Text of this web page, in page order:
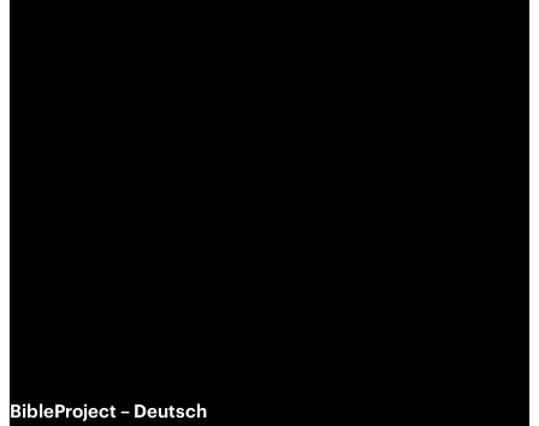
BibleProject – Deutsch